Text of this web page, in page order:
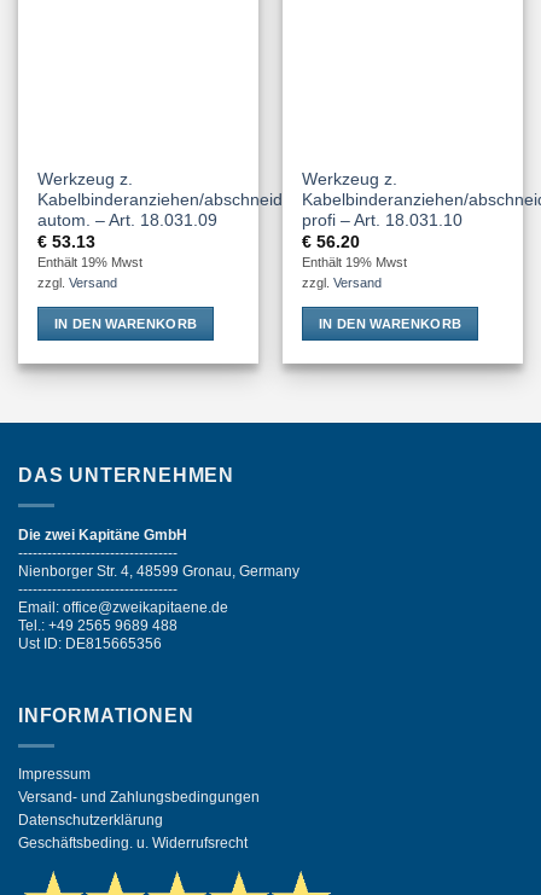
Werkzeug z.
Kabelbinderanziehen/abschneiden
autom. – Art. 18.031.09
€ 53.13
Enthält 19% Mwst
zzgl.Versand
IN DEN WARENKORB
Werkzeug z.
Kabelbinderanziehen/
profi – Art. 18.031.10
€ 56.20
Enthält 19% Mwst
zzgl.Versand
IN DEN WARENKORB
DAS UNTERNEHMEN
Die zwei Kapitäne GmbH
---------------------------------
Nienborger Str. 4, 48599 Gronau, Germany
---------------------------------
Email: office@zweikapitaene.de
Tel.: +49 2565 9689 488
Ust ID: DE815665356
INFORMATIONEN
Impressum
Versand- und Zahlungsbedingungen
Datenschutzerklärung
Geschäftsbeding. u. Widerrufsrecht